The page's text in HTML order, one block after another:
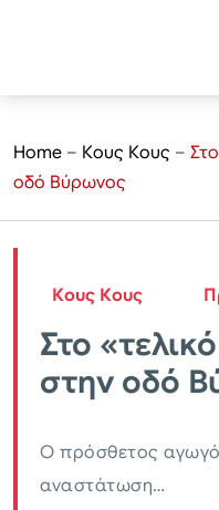
Home – Κους Κους –
οδό Βύρωνος
Κους Κους
Στο
στην οδό
Ο πρόσθετος
αναστάτωση…